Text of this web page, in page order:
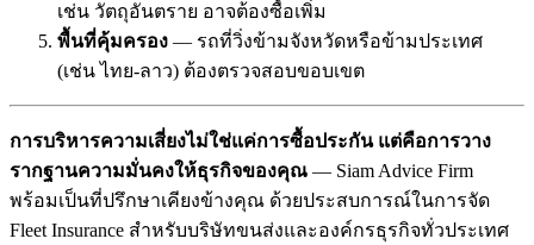
เช่น วัตถุอันตราย อาจต้องซื้อเพิ่ม
พื้นที่คุ้มครอง — รถที่วิ่งข้ามจังหวัดหรือข้ามประเทศ
(เช่น ไทย-ลาว) ต้องตรวจสอบขอบเขต
การบริหารความเสี่ยงไม่ใช่แค่การซื้อประกัน แต่คือการวาง
รากฐานความมั่นคงให้ธุรกิจของคุณ — Siam Advice Firm
พร้อมเป็นที่ปรึกษาเคียงข้างคุณ ด้วยประสบการณ์ในการจัด
Fleet Insurance สำหรับบริษัทขนส่งและองค์กรธุรกิจทั่วประเทศ